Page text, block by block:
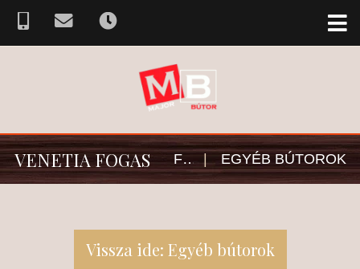
VENETIA FOGAS FŐOLDAL | EGYÉB BÚTOROK
Vissza ide: Egyéb bútorok